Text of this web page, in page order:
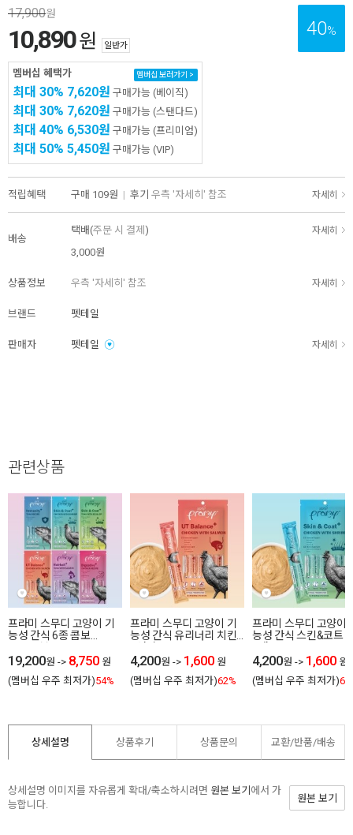
40%
17,900원
10,890원 일반가
멤버십 혜택가 멤버십 보러가기 >
최대 30% 7,620원 구매가능 (베이직)
최대 30% 7,620원 구매가능 (스탠다드)
최대 40% 6,530원 구매가능 (프리미엄)
최대 50% 5,450원 구매가능 (VIP)
적립혜택 구매 109원 | 후기 우측 '자세히' 참조 자세히
배송
택배(주문 시 결제 ) 자세히
3,000원
상품정보 우측 '자세히' 참조 자세히
브랜드 펫테일
판매자 펫테일 자세히
관련상품
프라미 스무디 고양이 기
능성 간식 6종 콤보
19,200원 -> 8,750 원
(멤버십 우주 최저가)54%
프라미 스무디 고양이 기
능성 간식 유리너리 치킨
4,200원 -> 1,600 원
(멤버십 우주 최저가)62%
프라미 스무디 고양이
능성 간식 스킨&코트
4,200원 -> 1,600 원
(멤버십 우주 최저가)
상세설명 상품후기 상품문의 교환/반품/배송
상세설명 이미지를 자유롭게 확대/축소하시려면 원본 보기 에서 가
능합니다.
원본 보기